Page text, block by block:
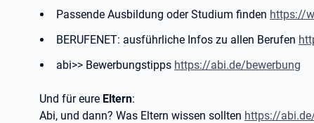
Passende Ausbildung oder Studium finden https://
BERUFENET: ausführliche Infos zu allen Berufen
abi>> Bewerbungstipps https://abi.de/bewerbung
Und für eure Eltern:
Abi, und dann? Was Eltern wissen sollten https://